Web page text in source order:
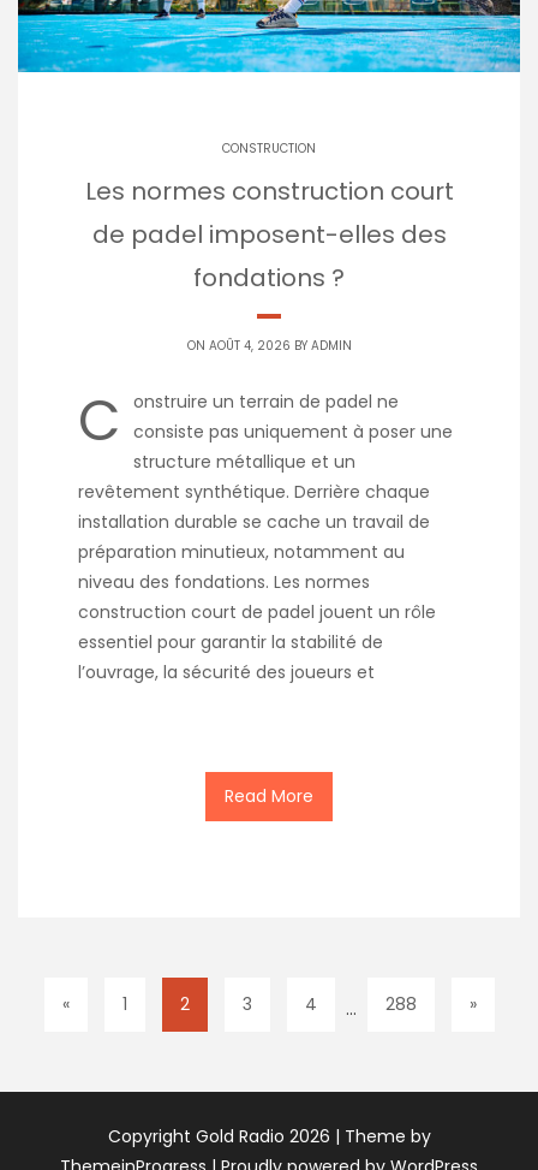
CONSTRUCTION
Les normes construction court
de padel imposent-elles des
fondations ?
ON AOÛT 4, 2026 BY ADMIN
C
onstruire un terrain de padel ne
consiste pas uniquement à poser une
structure métallique et un
revêtement synthétique. Derrière chaque
installation durable se cache un travail de
préparation minutieux, notamment au
niveau des fondations. Les normes
construction court de padel jouent un rôle
essentiel pour garantir la stabilité de
l’ouvrage, la sécurité des joueurs et
Read More
« 1 2 3 4 … 288 »
Copyright Gold Radio 2026 | Theme by